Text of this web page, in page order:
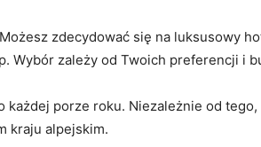
zdecydować się na⁢ luksusowy
Wybór⁤ zależy od ⁣Twoich preferencji i
każdej porze roku. Niezależnie od
kraju alpejskim.